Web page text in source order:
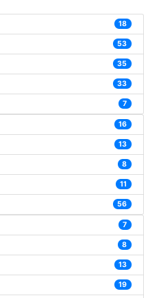
18
53
35
33
7
16
13
8
11
56
7
8
13
19